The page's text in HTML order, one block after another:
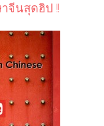
จีนสุดฮิป !!